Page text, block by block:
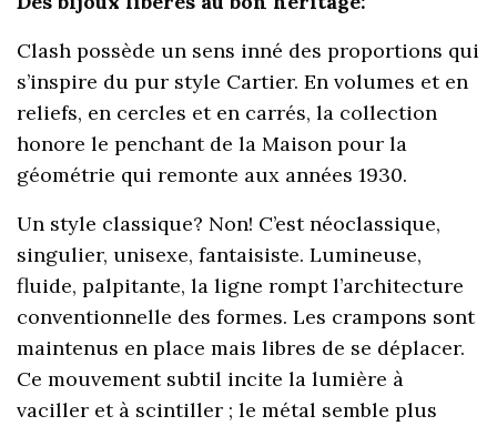
Clash possède un sens inné des proportions qui
s’inspire du pur style Cartier. En volumes et en
reliefs, en cercles et en carrés, la collection
honore le penchant de la Maison pour la
géométrie qui remonte aux années 1930.
Un style classique? Non! C’est néoclassique,
singulier, unisexe, fantaisiste. Lumineuse,
fluide, palpitante, la ligne rompt l’architecture
conventionnelle des formes. Les crampons sont
maintenus en place mais libres de se déplacer.
Ce mouvement subtil incite la lumière à
vaciller et à scintiller ; le métal semble plus